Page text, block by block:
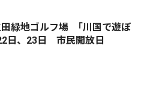
田緑地ゴルフ場 ｢川国で遊ぼ
日、23日 市民開放日